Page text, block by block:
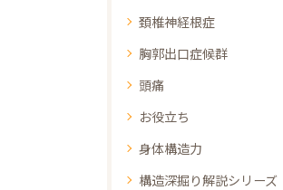
頚椎神経根症
胸郭出口症候群
頭痛
お役立ち
身体構造力
構造深掘り解説シリーズ